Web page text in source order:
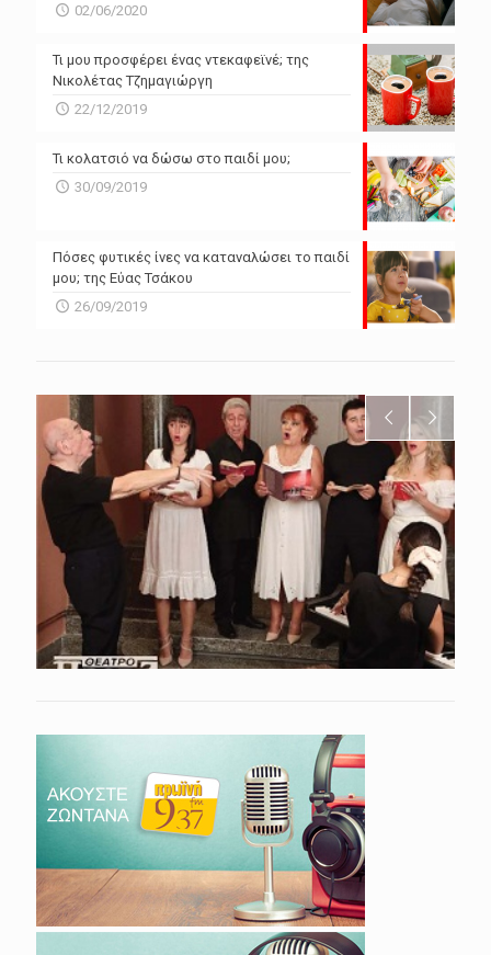
02/06/2020
Τι μου προσφέρει ένας ντεκαφεϊνέ; της
Νικολέτας Τζημαγιώργη
22/12/2019
Τι κολατσιό να δώσω στο παιδί μου;
30/09/2019
Πόσες φυτικές ίνες να καταναλώσει το παιδί
μου; της Εύας Τσάκου
26/09/2019